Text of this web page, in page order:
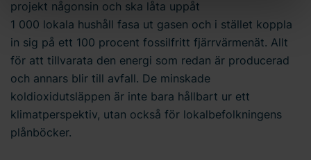
personuppgiftsansvarig för cookies och behandlingen av
dina personuppgifter. Läs merhärom användningen av
cookies och läs mer i vår integritetspolicyom hur vi
behandlar personuppgifter och hur du kan kontakta oss.
Ange ditt samtyckes-ID och datum för när du kontaktade
oss gällande ditt samtycke.
projekt någonsin och ska låta uppåt
1 000 lokala hushåll fasa ut gasen och i stället koppla
in sig på ett 100 procent fossilfritt fjärrvärmenät. Allt
för att tillvarata den energi som redan är producerad
och annars blir till avfall. De minskade
koldioxidutsläppen är inte bara hållbart ur ett
klimatperspektiv, utan också för lokalbefolkningens
plånböcker.